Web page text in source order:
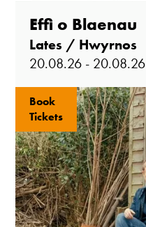
Effi o Blaenau
Lates / Hwyrnos
20.08.26 - 20.08.26
Book
Tickets